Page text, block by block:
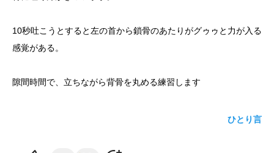
10秒吐こうとすると左の首から鎖骨のあたりがグゥゥと力が入る
感覚がある。
隙間時間で、立ちながら背骨を丸める練習します
ひとり言